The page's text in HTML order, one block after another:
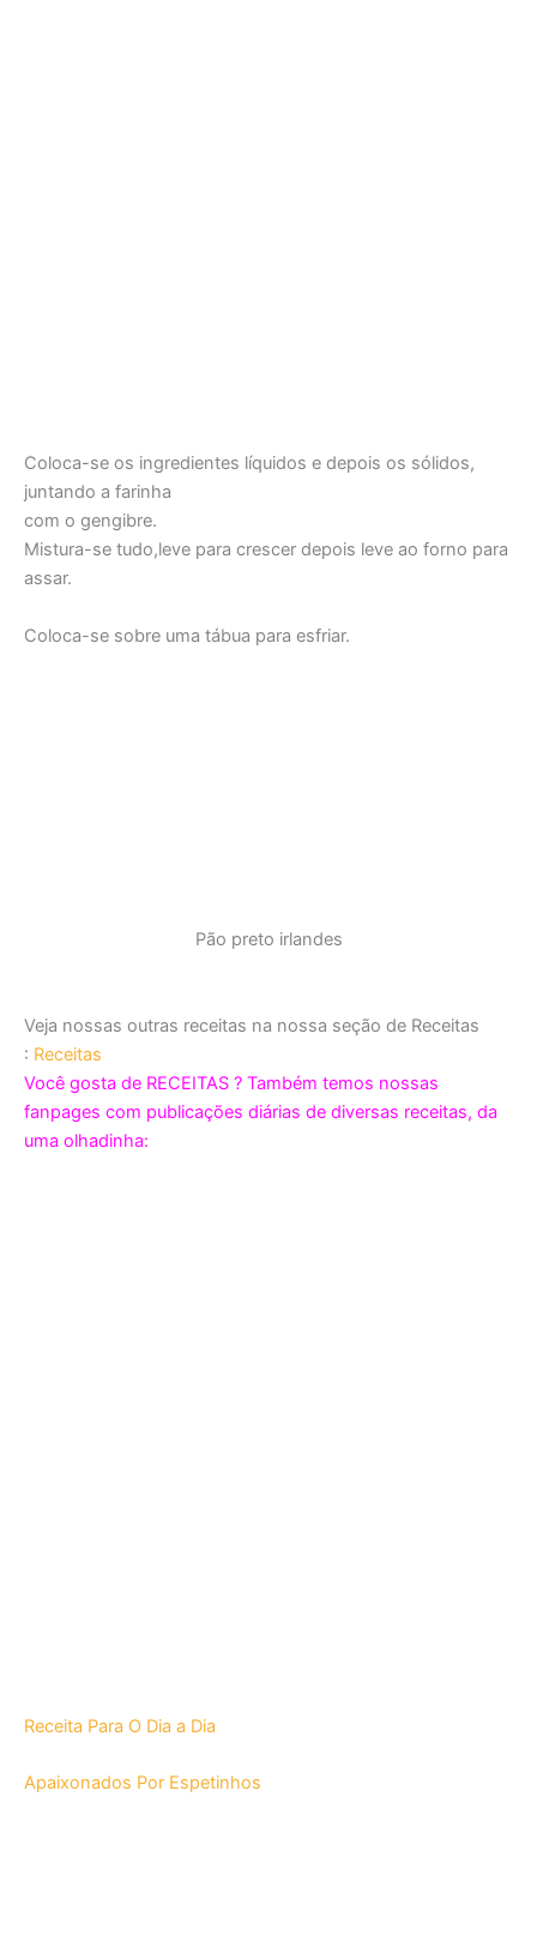
Coloca-se os ingredientes líquidos e depois os sólidos,
juntando a farinha
com o gengibre.
Mistura-se tudo,leve para crescer depois leve ao forno para
assar.
Coloca-se sobre uma tábua para esfriar.
Pão preto irlandes
Veja nossas outras receitas na nossa seção de Receitas
: Receitas
Você gosta de RECEITAS ? Também temos nossas
fanpages com publicações diárias de diversas receitas, da
uma olhadinha:
Receita Para O Dia a Dia
Apaixonados Por Espetinhos